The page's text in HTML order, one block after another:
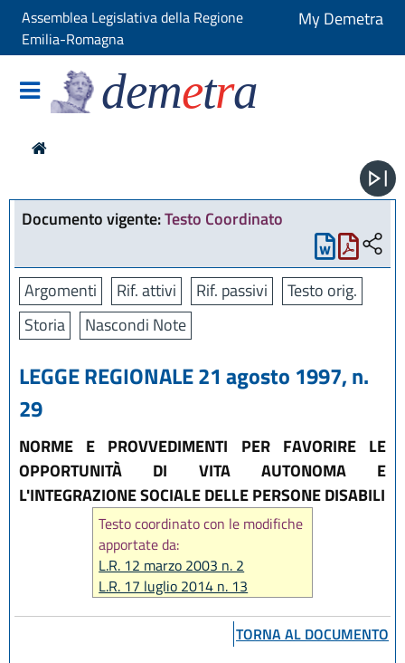
Assemblea Legislativa della Regione
Emilia-Romagna
My Demetra
demetra
Documento vigente:Testo Coordinato
Argomenti Rif. attivi Rif. passivi
Testo orig.
Storia
Nascondi Note
LEGGE REGIONALE 21 agosto 1997, n.
29
NORME E PROVVEDIMENTI PER FAVORIRE LE
OPPORTUNITÀ DI VITA AUTONOMA E
L'INTEGRAZIONE SOCIALE DELLE PERSONE DISABILI
Testo coordinato con le modifiche
apportate da:
L.R. 12 marzo 2003 n. 2
L.R. 17 luglio 2014 n. 13
L.R. 2 luglio 2019, n. 9TORNA AL DOCUMENTO